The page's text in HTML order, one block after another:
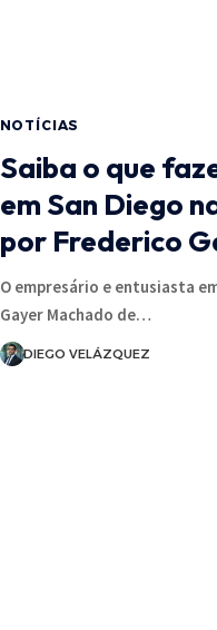
NOTÍCIAS
Saiba o que
em San Diego
por Frederico
O empresário e entusiasta
Gayer Machado de…
DIEGO VELÁZQUEZ